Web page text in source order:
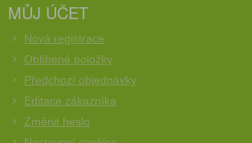
MŮJ ÚČET
Nová registrace
Oblíbené položky
Předchozí objednávky
Editace zákazníka
Změnit heslo